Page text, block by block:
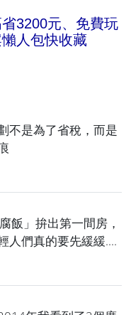
3200元、免費玩
人包快收藏
不是為了省稅，而是
飯」拚出第一間房，
人們真的要先緩緩....